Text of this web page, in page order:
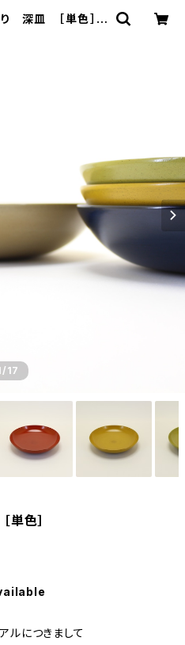
深皿 ［単色］ |
/17
色］
ルにつきまして